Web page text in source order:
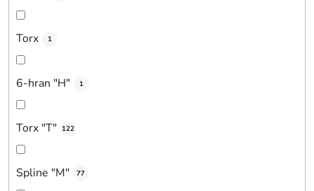
Torx 1
6-hran "H" 1
Torx "T" 122
Spline "M" 77